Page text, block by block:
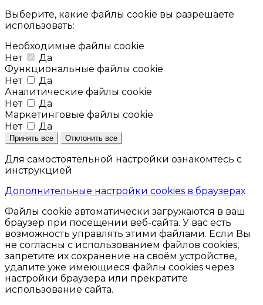
Выберите, какие файлы cookie вы разрешаете
использовать:
Необходимые файлы cookie
Нет
Да
Функциональные файлы cookie
Нет
Да
Аналитические файлы cookie
Нет
Да
Маркетинговые файлы cookie
Нет
Да
Принять все Отклонить все
Для самостоятельной настройки ознакомтесь с
инструкцией
Дополнительные настройки cookies в браузерах
Файлы cookie автоматически загружаются в ваш
браузер при посещении веб-сайта. У вас есть
возможность управлять этими файлами. Если Вы
не согласны с использованием файлов cookies,
запретите их сохранение на своём устройстве,
удалите уже имеющиеся файлы cookies через
настройки браузера или прекратите
использование сайта.